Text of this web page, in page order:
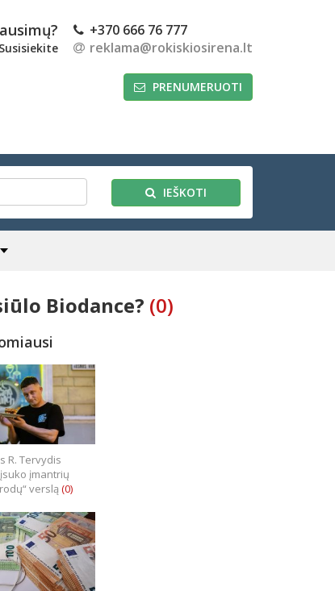
Susisiekite
+370 666 76 777
reklama@rokiskiosirena.lt
PRENUMERUOTI
IEŠKOTI
Biodance? (0)
R. Tervydis
įmantrių
verslą (0)